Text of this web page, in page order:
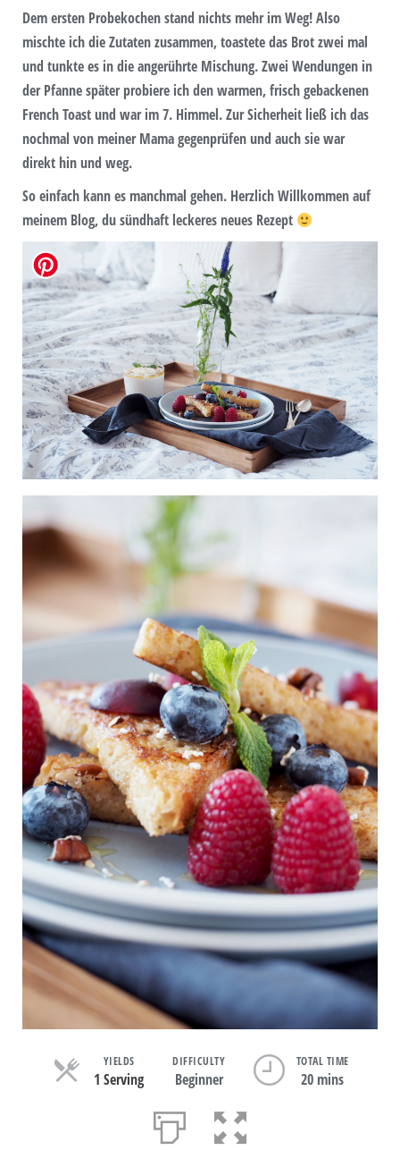
Dem ersten Probekochen stand nichts mehr im Weg! Also
mischte ich die Zutaten zusammen, toastete das Brot zwei mal
und tunkte es in die angerührte Mischung. Zwei Wendungen in
der Pfanne später probiere ich den warmen, frisch gebackenen
French Toast und war im 7. Himmel. Zur Sicherheit ließ ich das
nochmal von meiner Mama gegenprüfen und auch sie war
direkt hin und weg.
So einfach kann es manchmal gehen. Herzlich Willkommen auf
meinem Blog, du sündhaft leckeres neues Rezept
YIELDS
1 Serving
DIFFICULTY
Beginner
TOTAL TIME
20 mins